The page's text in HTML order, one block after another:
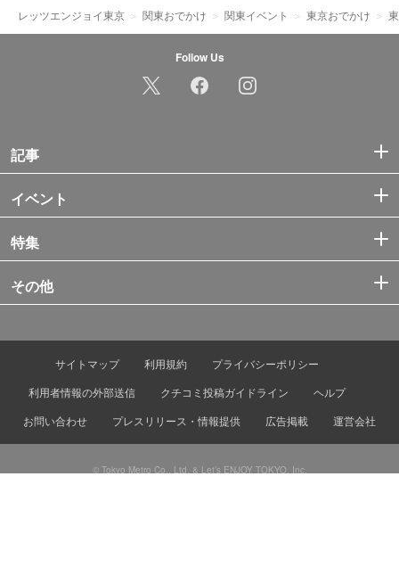
レッツエンジョイ東京 関東おでかけ 関東イベント 東京おでかけ
Follow Us
記事
イベント
特集
その他
サイトマップ 利用規約
プライバシーポリシー
利用者情報の外部送信
クチコミ投稿ガイドライン
ヘルプ
お問い合わせ
プレスリリース・情報提供 広告掲載 運営会社
© Tokyo Metro Co., Ltd. & Let’s ENJOY TOKYO, Inc.